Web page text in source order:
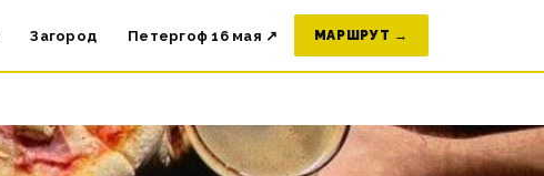
Загород Петергоф 16 мая ↗ МАРШРУТ →